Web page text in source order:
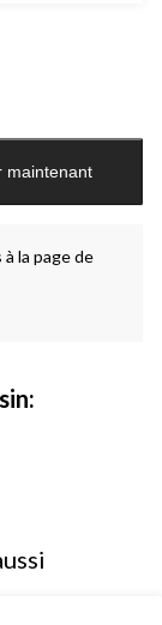
maintenant
la page de